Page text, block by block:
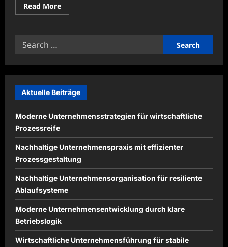
Read MoreRead
more
dem
Güterkraftverkehr
Search
Aktuelle Beiträge
Moderne Unternehmensstrategien für wirtschaftliche
Prozessreife
Nachhaltige Unternehmenspraxis mit effizienter
Prozessgestaltung
Nachhaltige Unternehmensorganisation für resiliente
Ablaufsysteme
Moderne Unternehmensentwicklung durch klare
Betriebslogik
Wirtschaftliche Unternehmensführung für stabile